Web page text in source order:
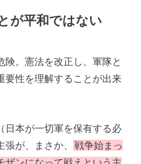
が平和ではない
険。憲法を改正し、軍隊と
要性を理解することが出来
日本が一切軍を保有する必
が、まさか、
戦争始まっ